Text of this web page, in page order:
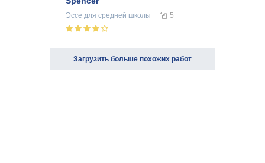
Эссе для средней школы 5
Загрузить больше похожих работ